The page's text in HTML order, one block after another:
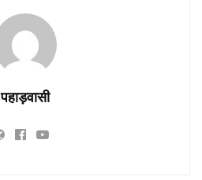
पहाड़वासी